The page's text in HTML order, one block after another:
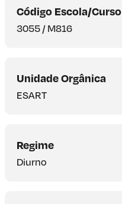
Código Escola/Curso
3055 / M816
Unidade Orgânica
ESART
Regime
Diurno